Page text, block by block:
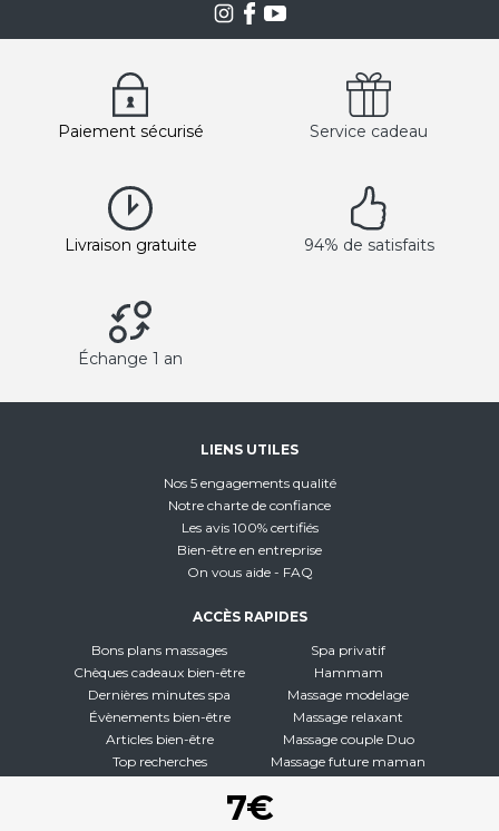
7€
Paiement sécurisé Service cadeau
Livraison gratuite 94% de satisfaits
Échange 1 an
LIENS UTILES
Nos 5 engagements qualité
Notre charte de confiance
Les avis 100% certifiés
Bien-être en entreprise
On vous aide - FAQ
ACCÈS RAPIDES
Bons plans massages
Chèques cadeaux bien-être
Dernières minutes spa
Évènements bien-être
Articles bien-être
Top recherches
Spa privatif
Hammam
Massage modelage
Massage relaxant
Massage couple Duo
Massage future maman